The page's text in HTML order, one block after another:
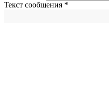
Текст сообщения *